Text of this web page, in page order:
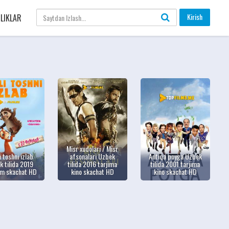
Kirish
toshni izlab
tilida 2019
skachat HD
Misr xudolari / Misr
afsonalari Uzbek
tilida 2016 tarjima
kino skachat HD
Antiqa poyga Uzbek
tilida 2001 tarjima
kino skachat HD